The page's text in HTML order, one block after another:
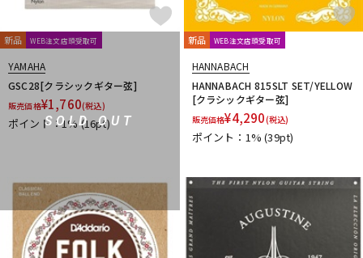
V-Z
Van Damme Vega-Trem
VeroCity Effects Pedals
VIBRAMATE
Vigier VitalAudio VIVACE VOVOX
WALRUS AUDIO
Wedgie Well Fine
WHITEFEATHER
Wilkinson Wittner Worth
Xotic
YAMAHA
ZAOLLA ZEN-ON
他
スーパーキッズ
パイパーズ
フェアリー
フォンテック
ヤマハミュージックEHD
ヤマハミュージックトレーディング
ヤマハミュージックメディア
リットーミュージック
音楽之友社 山木秀夫コレクション
SOLD OUT
新品 WEB注文店頭受取可
YAMAHA
GSC28[クラシックギター弦]
販売価格¥1,760(税込)
ポイント：1%(16pt)
新品 WEB注文店頭受取可
HANNABACH
HANNABACH 815SLT SET/YELLOW
[クラシックギター弦]
販売価格¥4,290(税込)
ポイント：1%(39pt)